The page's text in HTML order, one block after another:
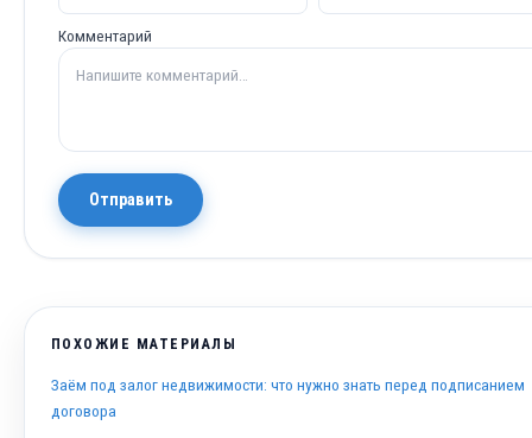
Комментарий
Отправить
ПОХОЖИЕ МАТЕРИАЛЫ
Заём под залог недвижимости: что нужно знать перед подписанием
договора